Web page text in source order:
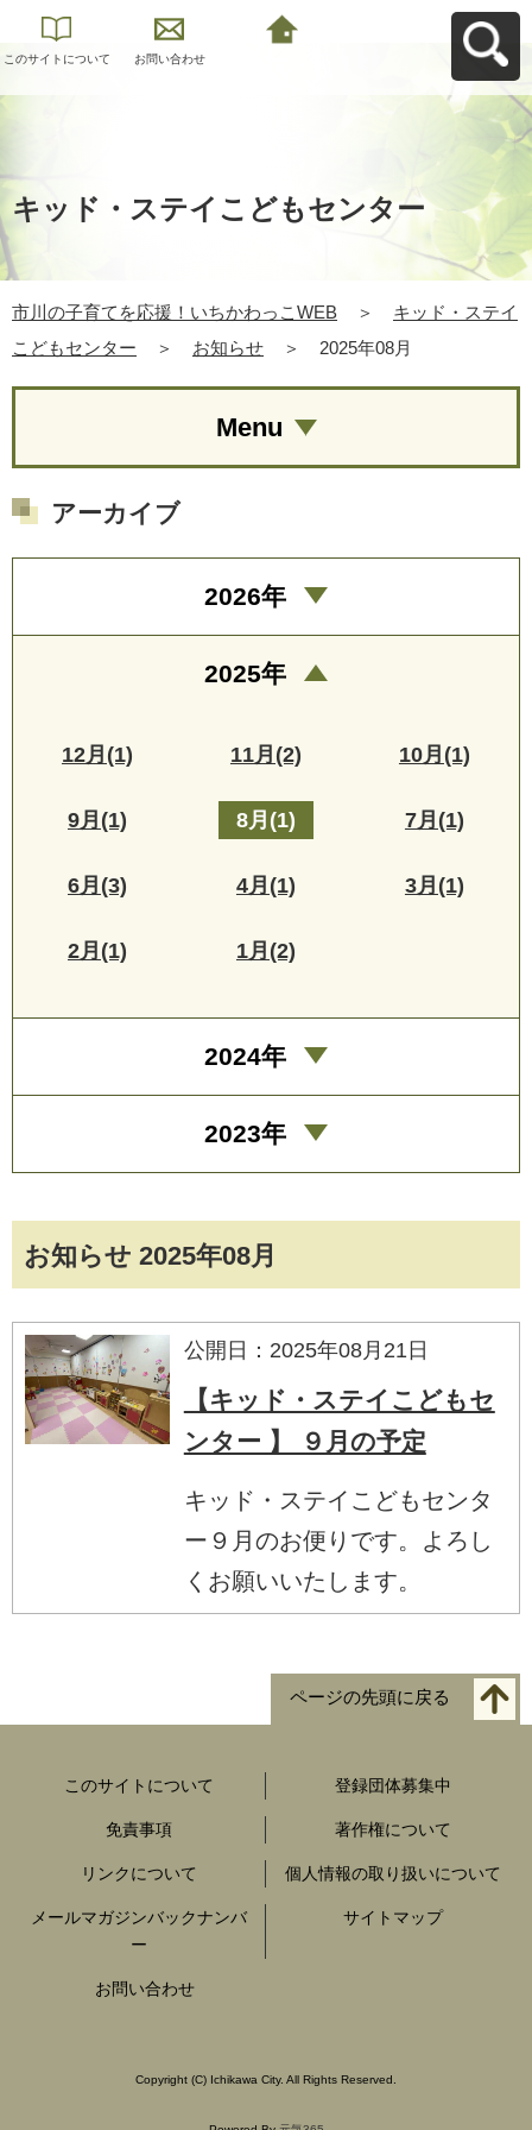
このサイトについて お問い合わせ
キッド・ステイこどもセンター
市川の子育てを応援！いちかわっこWEB ＞
キッド・ステイ
こどもセンター
＞ お知らせ ＞ 2025年08月
お知らせ 2025年08月
公開日：2025年08月21日
【キッド・ステイこどもセ
ンター 】 ９月の予定
キッド・ステイこどもセンタ
ー９月のお便りです。よろし
くお願いいたします。
Menu
アーカイブ
2026年
2025年
12月(1) 11月(2) 10月(1)
9月(1) 8月(1) 7月(1)
6月(3) 4月(1) 3月(1)
2月(1) 1月(2)
2024年
2023年
ページの先頭に戻る
このサイトについて 登録団体募集中
免責事項 著作権について
リンクについて 個人情報の取り扱いについて
メールマガジンバックナンバ
ー
サイトマップ
お問い合わせ
Copyright (C) Ichikawa City. All Rights Reserved.